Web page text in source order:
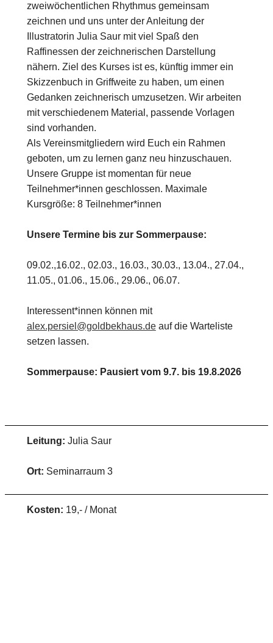
zweiwöchentlichen Rhythmus gemeinsam
zeichnen und uns unter der Anleitung der
Illustratorin Julia Saur mit viel Spaß den
Raffinessen der zeichnerischen Darstellung
nähern. Ziel des Kurses ist es, künftig immer ein
Skizzenbuch in Griffweite zu haben, um einen
Gedanken zeichnerisch umzusetzen. Wir arbeiten
mit verschiedenem Material, passende Vorlagen
sind vorhanden.
Als Vereinsmitgliedern wird Euch ein Rahmen
geboten, um zu lernen ganz neu hinzuschauen.
Unsere Gruppe ist momentan für neue
Teilnehmer*innen geschlossen. Maximale
Kursgröße: 8 Teilnehmer*innen
Unsere Termine bis zur Sommerpause:
09.02.,16.02., 02.03., 16.03., 30.03., 13.04., 27.04.,
11.05., 01.06., 15.06., 29.06., 06.07.
Interessent*innen können mit
alex.persiel@goldbekhaus.deauf die Warteliste
setzen lassen.
Sommerpause: Pausiert vom 9.7. bis 19.8.2026
Leitung: Julia Saur
Ort: Seminarraum 3
Kosten: 19,- / Monat